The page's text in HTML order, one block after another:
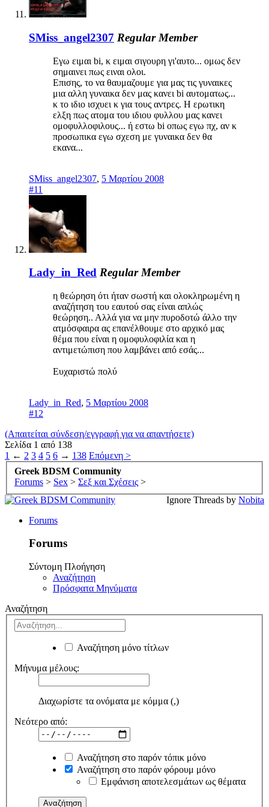
SMiss_angel2307 Regular Member
Εγω ειμαι bi, κ ειμαι σιγουρη γι'αυτο... ομως δεν
σημαινει πως ειναι ολοι.
Επισης, το να θαυμαζουμε για μας τις γυναικες
μια αλλη γυναικα δεν μας κανει bi αυτοματως...
κ το ιδιο ισχυει κ για τους αντρες. Η ερωτικη
ελξη πως ατομα του ιδιου φυλλου μας κανει
ομοφυλλοφιλους... ή εστω bi οπως εγω πχ, αν κ
προσωπικα εγω σχεση με γυναικα δεν θα
εκανα...
SMiss_angel2307, 5 Μαρτίου 2008
#11
Lady_in_Red Regular Member
η θεώρηση ότι ήταν σωστή και ολοκληρωμένη η
αναζήτηση του εαυτού σας είναι απλώς
θεώρηση.. Αλλά για να μην πυροδοτώ άλλο την
ατμόσφαιρα ας επανέλθουμε στο αρχικό μας
θέμα που είναι η ομοφυλοφιλία και η
αντιμετώπιση που λαμβάνει από εσάς...
Ευχαριστώ πολύ
Lady_in_Red, 5 Μαρτίου 2008
#12
(Απαιτείται σύνδεση/εγγραφή για να απαντήσετε)
Σελίδα 1 από 138
1 ← 2 3 4 5 6 → 138 Επόμενη >
Greek BDSM Community
Forums > Sex > Σεξ και Σχέσεις >
Ignore Threads by Nobita
Forums
Forums
Σύντομη Πλοήγηση
Αναζήτηση
Πρόσφατα Μηνύματα
Αναζήτηση
Αναζήτηση μόνο τίτλων
Μήνυμα μέλους:
Διαχωρίστε τα ονόματα με κόμμα (,)
Νεότερο από:
Αναζήτηση στο παρόν τόπικ μόνο
Αναζήτηση στο παρόν φόρουμ μόνο
Εμφάνιση αποτελεσμάτων ως θέματα